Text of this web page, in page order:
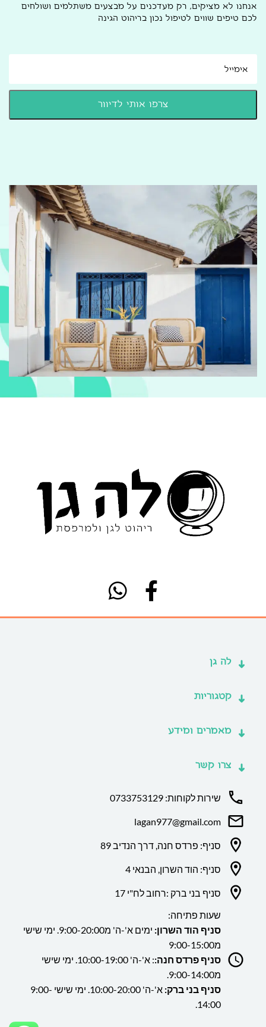
אנחנו לא מציקים, רק מעדכנים על מבצעים משתלמים ושולחים
לכם טיפים שווים לטיפול נכון בריהוט הגינה
לה גן
קטגוריות
מאמרים ומידע
צרו קשר
שירות לקוחות: 0733753129
lagan977@gmail.com
סניף: פרדס חנה, דרך הנדיב 89
סניף: הוד השרון, הבנאי 4
סניף בני ברק :רחוב לח"י 17
שעות פתיחה:
סניף הוד השרון:
ימים א'-ה' מ9:00-20:00. ימי שישי
מ9:00-15:00
סניף פרדס חנה:
: א'-ה' 10:00-19:00. ימי שישי
מ9:00-14:00.
סניף בני ברק:
א'-ה' 10:00-20:00. ימי שישי 9:00-
14:00.